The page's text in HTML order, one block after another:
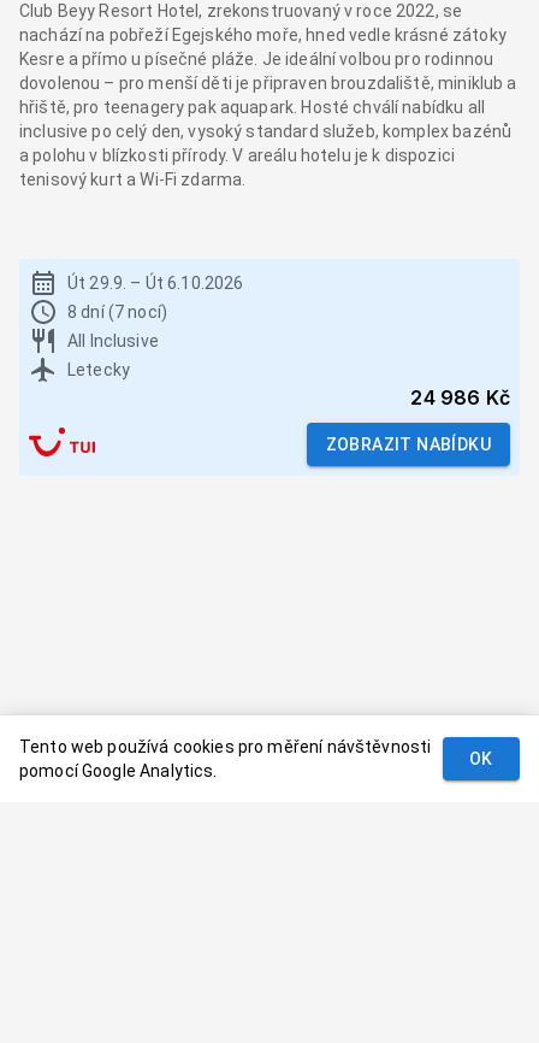
Club Beyy Resort Hotel, zrekonstruovaný v roce 2022, se
nachází na pobřeží Egejského moře, hned vedle krásné zátoky
Kesre a přímo u písečné pláže. Je ideální volbou pro rodinnou
dovolenou – pro menší děti je připraven brouzdaliště, miniklub a
hřiště, pro teenagery pak aquapark. Hosté chválí nabídku all
inclusive po celý den, vysoký standard služeb, komplex bazénů
a polohu v blízkosti přírody. V areálu hotelu je k dispozici
tenisový kurt a Wi-Fi zdarma.
Út 29.9. – Út 6.10.2026
8 dní (7 nocí)
All Inclusive
Letecky
24 986 Kč
ZOBRAZIT NABÍDKU
Tento web používá cookies pro měření návštěvnosti
pomocí Google Analytics.
OK